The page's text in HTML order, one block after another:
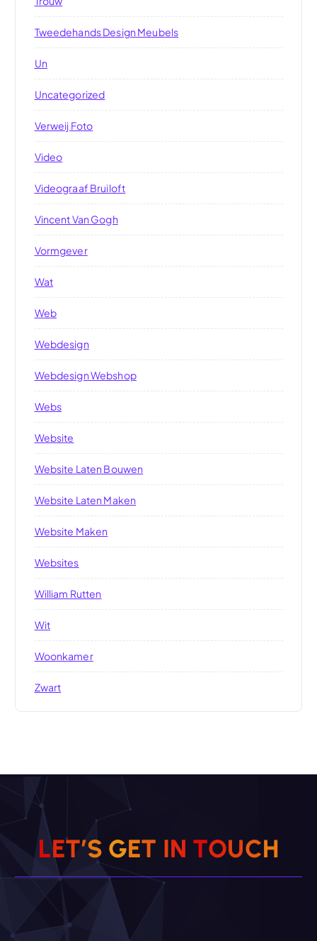
Tweedehands Design Meubels
Un
Uncategorized
Verweij Foto
Video
Videograaf Bruiloft
Vincent Van Gogh
Vormgever
Wat
Web
Webdesign
Webdesign Webshop
Webs
Website
Website Laten Bouwen
Website Laten Maken
Website Maken
Websites
William Rutten
Wit
Woonkamer
Zwart
LET’S GET IN TOUCH